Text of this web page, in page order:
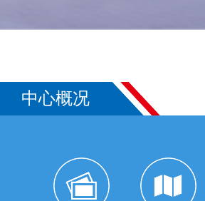
中心概况